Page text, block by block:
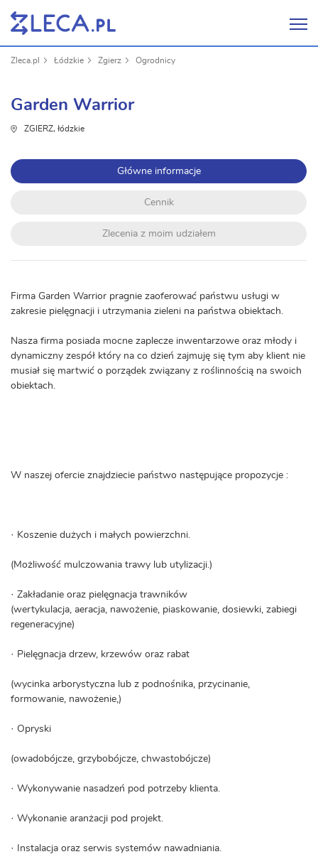
Zleca.pl Łódzkie Zgierz Ogrodnicy
Garden Warrior
ZGIERZ, łódzkie
Główne informacje
Cennik
Zlecenia z moim udziałem
Firma Garden Warrior pragnie zaoferować państwu usługi w
zakresie pielęgnacji i utrzymania zieleni na państwa obiektach.
Nasza firma posiada mocne zaplecze inwentarzowe oraz młody i
dynamiczny zespół który na co dzień zajmuję się tym aby klient nie
musiał się martwić o porządek związany z roślinnością na swoich
obiektach.
W naszej ofercie znajdziecie państwo następujące propozycje :
· Koszenie dużych i małych powierzchni.
(Możliwość mulczowania trawy lub utylizacji.)
· Zakładanie oraz pielęgnacja trawników
(wertykulacja, aeracja, nawożenie, piaskowanie, dosiewki, zabiegi
regeneracyjne)
· Pielęgnacja drzew, krzewów oraz rabat
(wycinka arborystyczna lub z podnośnika, przycinanie,
formowanie, nawożenie,)
· Opryski
(owadobójcze, grzybobójcze, chwastobójcze)
· Wykonywanie nasadzeń pod potrzeby klienta.
· Wykonanie aranżacji pod projekt.
· Instalacja oraz serwis systemów nawadniania.